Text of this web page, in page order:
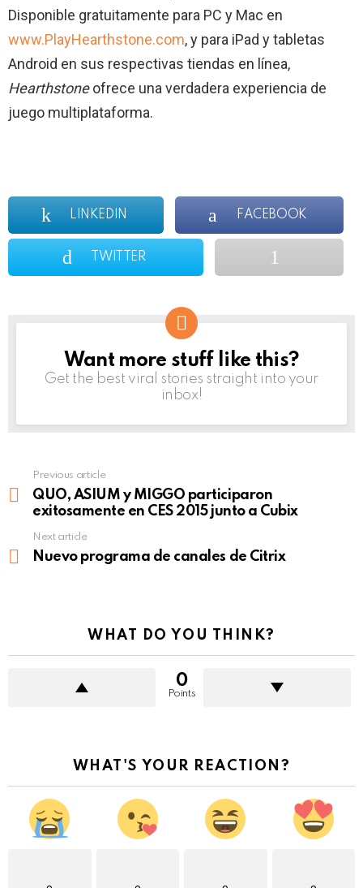
Disponible gratuitamente para PC y Mac en
www.PlayHearthstone.com, y para iPad y tabletas
Android en sus respectivas tiendas en línea,
Hearthstoneofrece una verdadera experiencia de
juego multiplataforma.
LINKEDIN FACEBOOK
TWITTER
NEWSLETTER
Want more stuff like this?
Get the best viral stories straight into your
inbox!
more
Previous article
QUO, ASIUM y MIGGO participaron
exitosamente en CES 2015 junto a Cubix
Next article
Nuevo programa de canales de Citrix
WHAT DO YOU THINK?
0
Points
WHAT'S YOUR REACTION?